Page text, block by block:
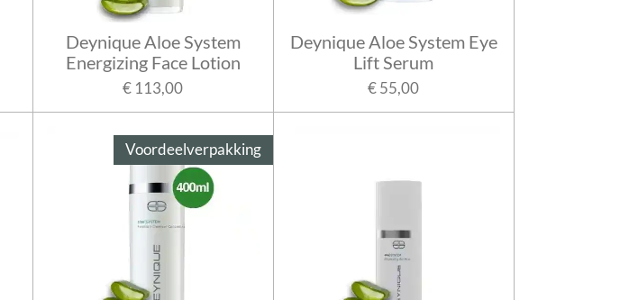
Deynique Aloe System
Energizing Face Lotion
€ 113,00
Deynique Aloe System Eye
Lift Serum
€ 55,00
Voordeelverpakking